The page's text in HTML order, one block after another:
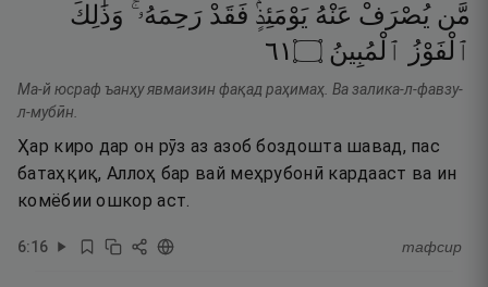
مَّن يُصْرَفْ عَنْهُ يَوْمَئِذٍۢ فَقَدْ رَحِمَهُۥ ۚ وَذَٰلِكَ
ٱلْفَوْزُ ٱلْمُبِينُ ۝١٦
Ма-й юсраф ъанҳу явмаизин фақад раҳимаҳ. Ва залика-л-фавзу-
л-мубӣн.
Ҳар киро дар он рӯз аз азоб боздошта шавад, пас
батаҳқиқ, Аллоҳ бар вай меҳрубонӣ кардааст ва ин
комёбии ошкор аст.
6:16 тафсир